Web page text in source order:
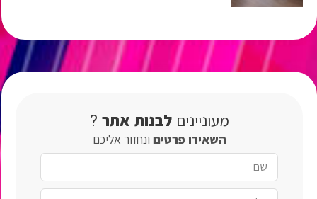
מעונייניםלבנות אתר ?
השאירו פרטים ונחזור אליכם